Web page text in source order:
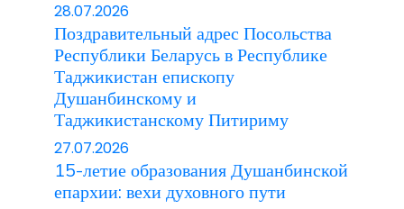
28.07.2026
Поздравительный адрес Посольства
Республики Беларусь в Республике
Таджикистан епископу
Душанбинскому и
Таджикистанскому Питириму
27.07.2026
15-летие образования Душанбинской
епархии: вехи духовного пути